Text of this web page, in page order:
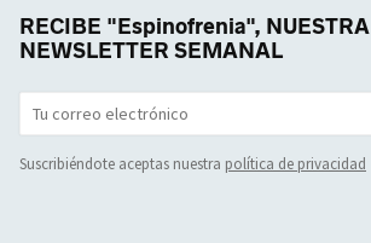
RECIBE "Espinofrenia", NUESTRA
NEWSLETTER SEMANAL
Suscribiéndote aceptas nuestra política de privacidad